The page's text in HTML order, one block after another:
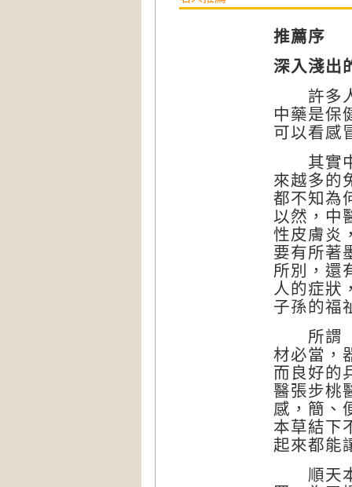
推薦序
深入淺出
許多人
中藥是保
可以看感
其實中
來越多的
都不知為
以然，中
性皮膚炎
要有所著
所別，還
人的症狀
子孫的福
所謂「
材必當，
而良好的
醫張步桃
感，簡、
本草結下
起來都能
順天本